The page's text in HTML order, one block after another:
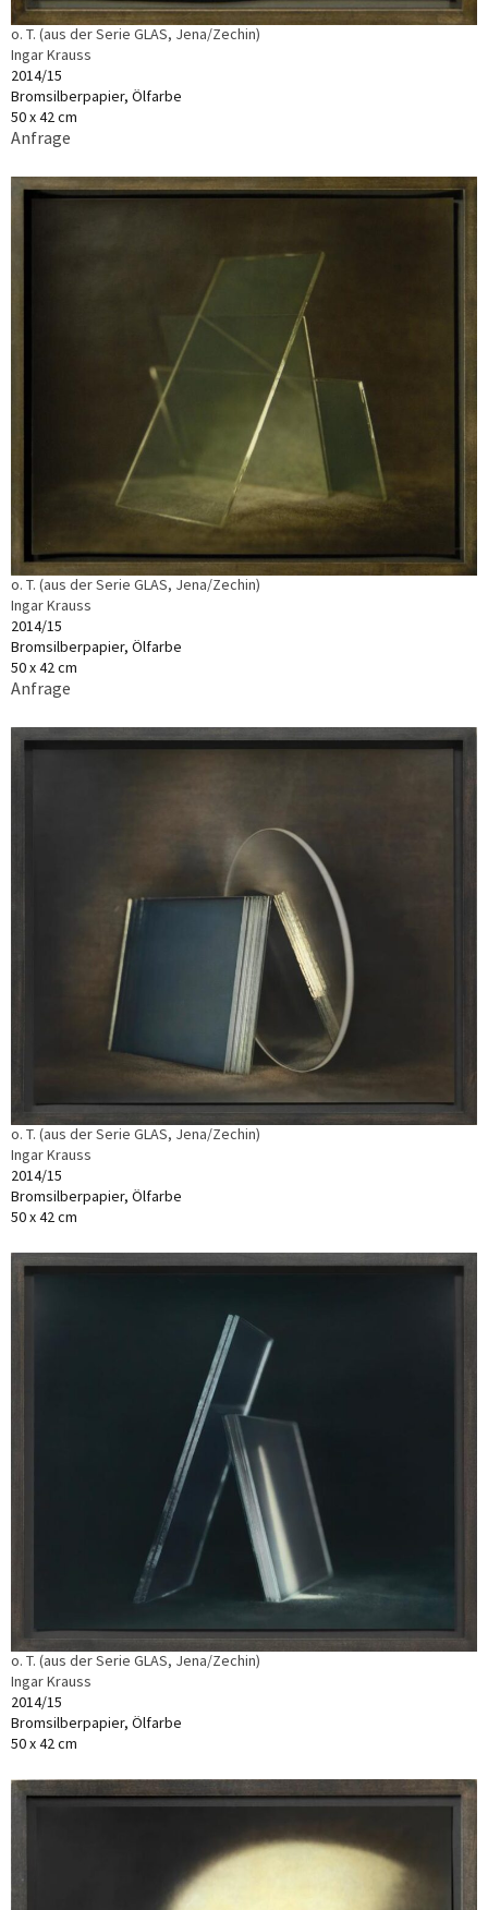
o. T. (aus der Serie GLAS, Jena/Zechin)
Ingar Krauss
2014/15
Bromsilberpapier, Ölfarbe
50 x 42 cm
Anfrage
o. T. (aus der Serie GLAS, Jena/Zechin)
Ingar Krauss
2014/15
Bromsilberpapier, Ölfarbe
50 x 42 cm
Anfrage
o. T. (aus der Serie GLAS, Jena/Zechin)
Ingar Krauss
2014/15
Bromsilberpapier, Ölfarbe
50 x 42 cm
o. T. (aus der Serie GLAS, Jena/Zechin)
Ingar Krauss
2014/15
Bromsilberpapier, Ölfarbe
50 x 42 cm